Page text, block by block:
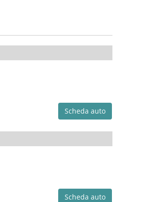
Scheda auto
Scheda auto